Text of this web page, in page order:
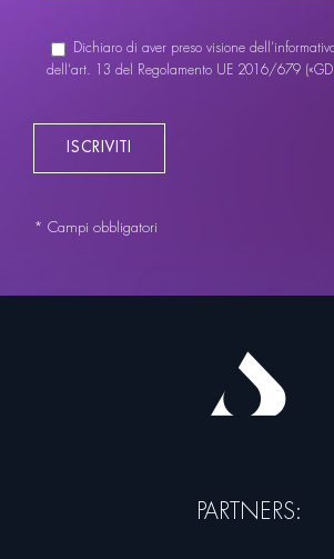
Dichiaro di aver preso visione
dell’art. 13 del Regolamento UE 2016/679
* Campi obbligatori
PARTNERS: